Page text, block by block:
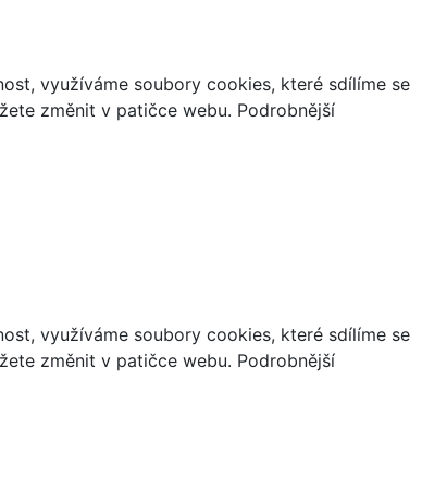
využíváme soubory cookies, které sdílíme se
změnit v patičce webu. Podrobnější
využíváme soubory cookies, které sdílíme se
změnit v patičce webu. Podrobnější